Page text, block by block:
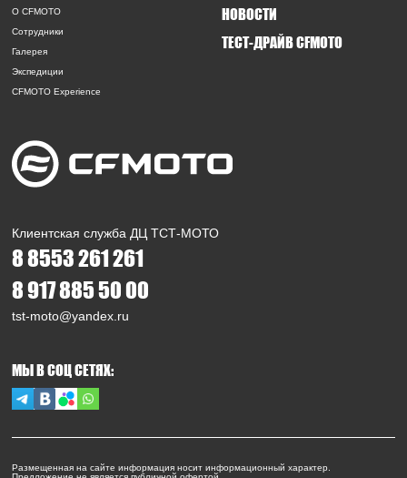
Клиентская служба ДЦ ТСТ-МОТО
8 8553 261 261
8 917 885 50 00
tst-moto@yandex.ru
МЫ В СОЦ СЕТЯХ:
O CFMOTO
Сотрудники
Галерея
Экспедиции
CFMOTO Experience
НОВОСТИ
ТЕСТ-ДРАЙВ CFMOTO
Размещенная на сайте информация носит информационный характер.